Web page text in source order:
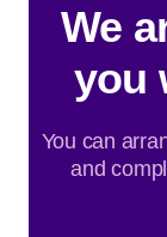
We
you
You can
and